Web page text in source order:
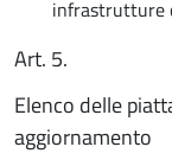
infrastrutture
Art. 5.
Elenco delle
aggiornamento